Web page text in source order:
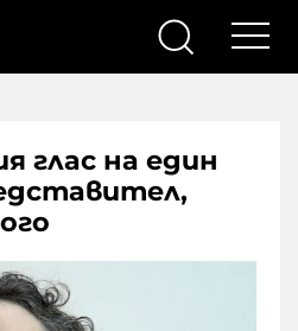
глас на един